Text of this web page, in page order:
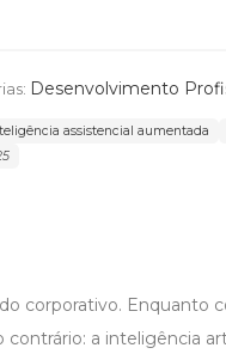
Desenvolvimento
assistencial aumentada
corporativo. Enquanto
a inteligência